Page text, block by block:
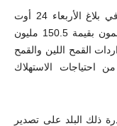
أعلن البنك الأوروبي لإعادة الإعمار والتنمية في بلاغ الأربعاء 24 أوت
2022 عن التوقيع على منح قرض سيادي مضمون بقيمة 150.5 مليون
القمح اللين والقمح
والتي تمثل قرابة 15% من احتياجات الاستهلاك
ذلك البلد على تصدير